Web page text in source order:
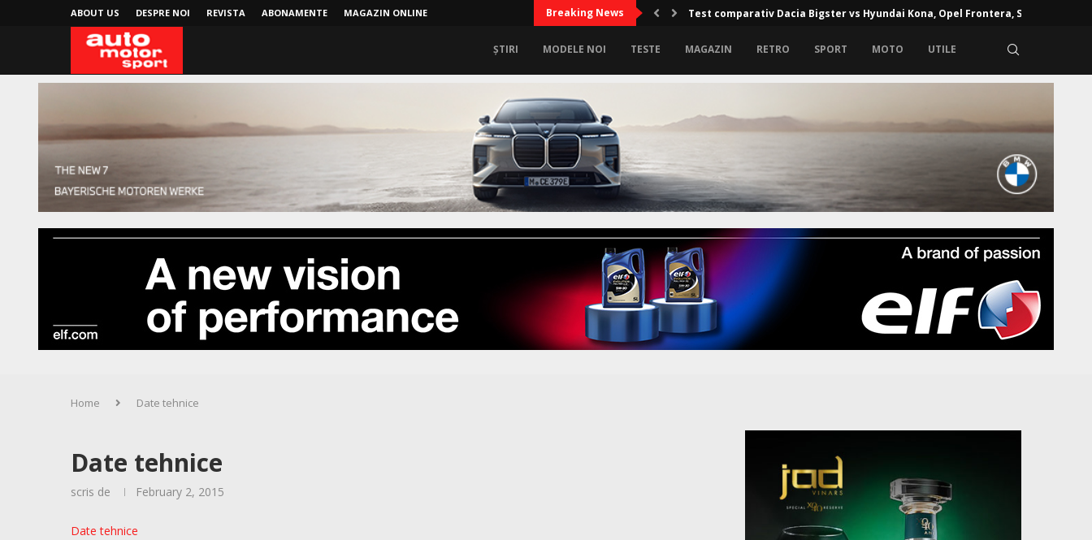
ABOUT US DESPRE NOI REVISTA ABONAMENTE MAGAZIN ONLINE Breaking News Test comparativ Dacia Bigster vs Hyundai Kona, Opel Frontera, Skoda...
ȘTIRI MODELE NOI TESTE MAGAZIN RETRO SPORT MOTO UTILE
Home Date tehnice
Date tehnice
scris de February 2, 2015
Date tehnice